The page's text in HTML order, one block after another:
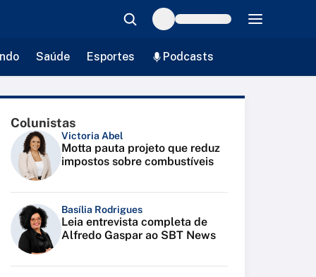
Saúde Esportes Podcasts
Colunistas
Victoria Abel
Motta pauta projeto que reduz
impostos sobre combustíveis
Basília Rodrigues
Leia entrevista completa de
Alfredo Gaspar ao SBT News